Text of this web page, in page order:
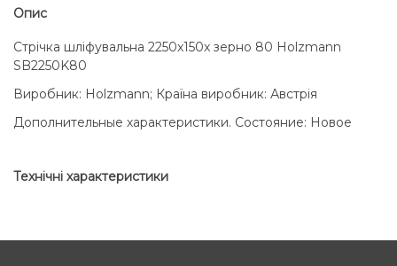
Опис
Стрічка шліфувальна 2250x150x зерно 80 Holzmann
SB2250K80
Виробник: Holzmann; Країна виробник: Австрія
Дополнительные характеристики. Состояние: Новое
Технічні характеристики